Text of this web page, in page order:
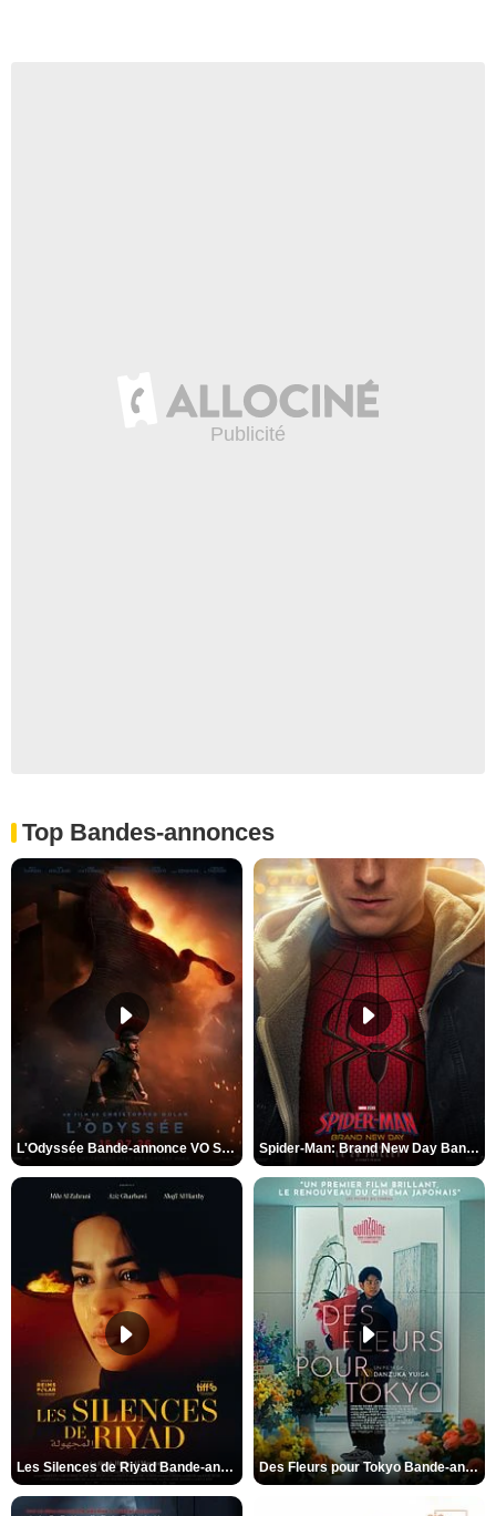
Top Bandes-annonces
L'Odyssée Bande-annonce VO STFR Spider-Man: Brand New Day Bande-annonce VO STFR
Les Silences de Riyad Bande-annonce VO STFR Des Fleurs pour Tokyo Bande-annonce VO STFR